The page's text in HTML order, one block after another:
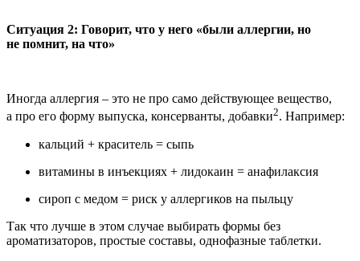
Ситуация 2: Говорит, что у него «были аллергии, но
не помнит, на что»
Иногда аллергия – это не про само действующее вещество,
а про его форму выпуска, консерванты, добавки2. Например:
кальций + краситель = сыпь
витамины в инъекциях + лидокаин = анафилаксия
сироп с медом = риск у аллергиков на пыльцу
Так что лучше в этом случае выбирать формы без
ароматизаторов, простые составы, однофазные таблетки.